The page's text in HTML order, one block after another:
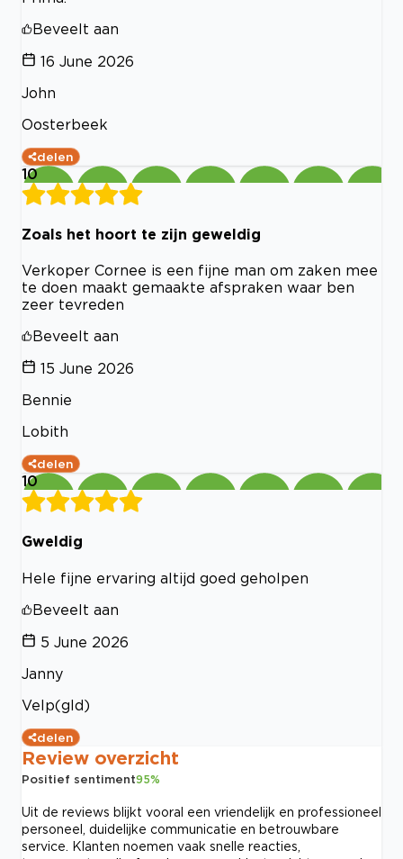
Beveelt aan
16 June 2026
John
Oosterbeek
delen
10
Zoals het hoort te zijn geweldig
Verkoper Cornee is een fijne man om zaken mee
te doen maakt gemaakte afspraken waar ben
zeer tevreden
Beveelt aan
15 June 2026
Bennie
Lobith
delen
10
Gweldig
Hele fijne ervaring altijd goed geholpen
Beveelt aan
5 June 2026
Janny
Velp(gld)
delen
Review overzicht
Positief sentiment95%
Uit de reviews blijkt vooral een vriendelijk en professioneel
personeel, duidelijke communicatie en betrouwbare
service. Klanten noemen vaak snelle reacties,